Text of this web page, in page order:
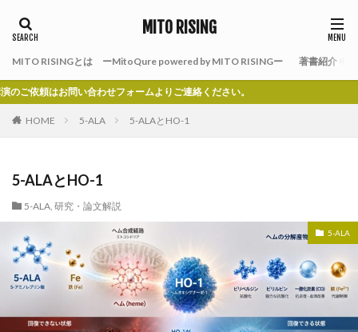
MITO RISING
MITO RISINGとは ーMitoQure powered by MITO RISINGー 著書紹介
問い合わせフォームよりご連絡ください。
HOME 5-ALA 5-ALAとHO-1
5-ALAとHO-1
5-ALA, 研究・論文解説
5-ALA